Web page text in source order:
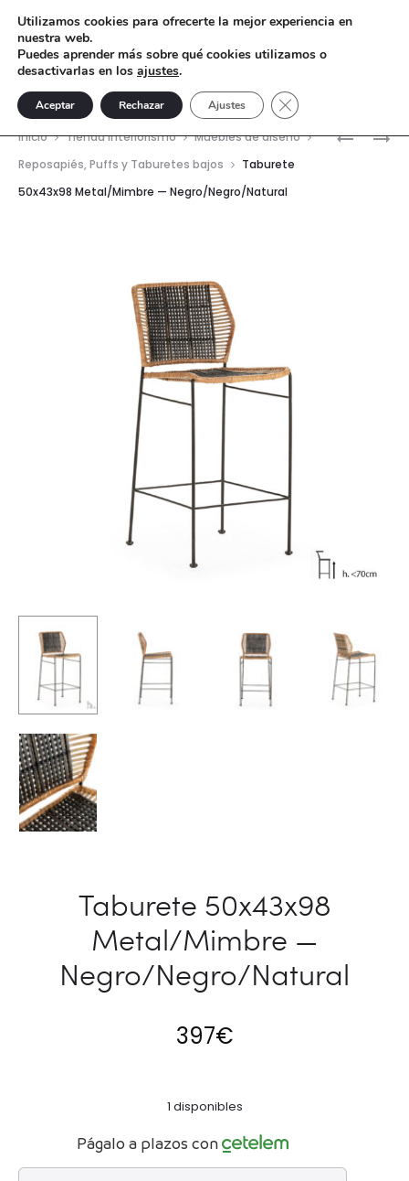
MESA
Inicio Tienda interiorismo
Muebles de diseño
Reposapiés, Puffs y Taburetes bajos
Taburete
50x43x98 Metal/Mimbre — Negro/Negro/Natural
Taburete 50x43x98
Metal/Mimbre —
Negro/Negro/Natural
397€
1 disponibles
Págalo a plazos con
Utilizamos cookies para ofrecerte la mejor experiencia en
nuestra web.
Puedes aprender más sobre qué cookies utilizamos o
desactivarlas en los ajustes.
Aceptar Rechazar Ajustes Cerrar el banner de